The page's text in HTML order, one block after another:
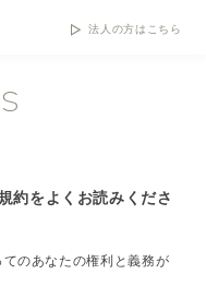
法人の方はこちら
約をよくお読みくださ
のあなたの権利と義務が